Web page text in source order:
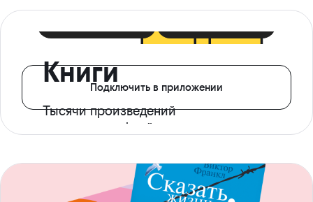
Книги
Тысячи произведений
с доступом офлайн
Подключить в приложении